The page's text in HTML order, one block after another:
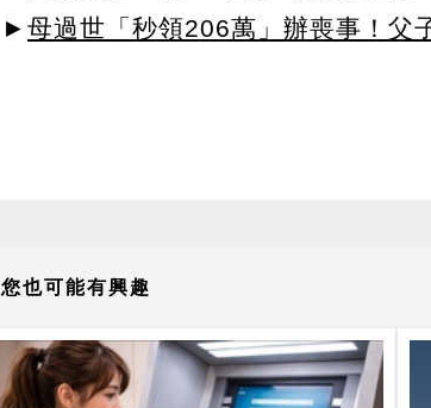
► 母過世「秒領206萬」辦喪事！父
您也可能有興趣